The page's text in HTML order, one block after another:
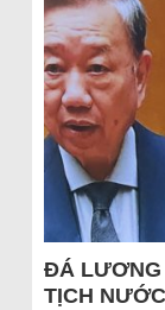
ĐÁ LƯƠNG
TỊCH NƯỚC